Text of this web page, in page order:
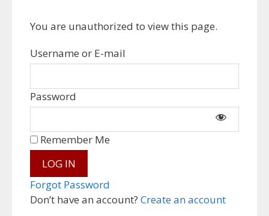
You are unauthorized to view this page.
Username or E-mail
Password
Don’t have an account? Create an account
Remember Me
Forgot Password